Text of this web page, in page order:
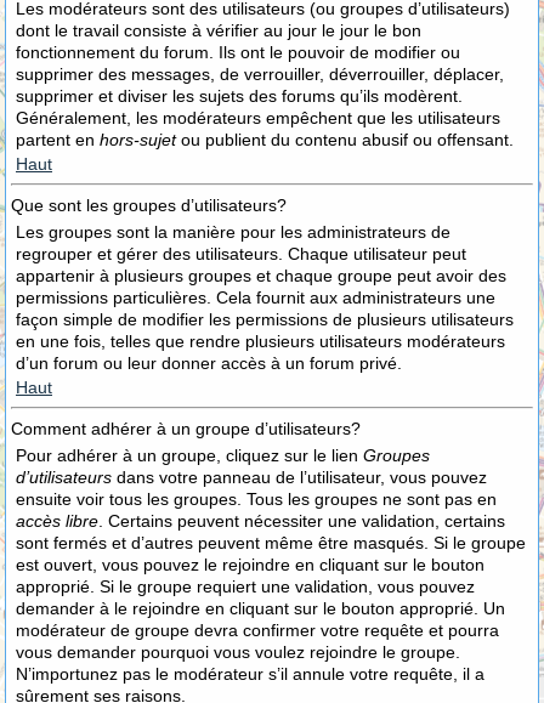
Les modérateurs sont des utilisateurs (ou groupes d’utilisateurs)
dont le travail consiste à vérifier au jour le jour le bon
fonctionnement du forum. Ils ont le pouvoir de modifier ou
supprimer des messages, de verrouiller, déverrouiller, déplacer,
supprimer et diviser les sujets des forums qu’ils modèrent.
Généralement, les modérateurs empêchent que les utilisateurs
partent en hors-sujetou publient du contenu abusif ou offensant.
Haut
Que sont les groupes d’utilisateurs?
Les groupes sont la manière pour les administrateurs de
regrouper et gérer des utilisateurs. Chaque utilisateur peut
appartenir à plusieurs groupes et chaque groupe peut avoir des
permissions particulières. Cela fournit aux administrateurs une
façon simple de modifier les permissions de plusieurs utilisateurs
en une fois, telles que rendre plusieurs utilisateurs modérateurs
d’un forum ou leur donner accès à un forum privé.
Haut
Comment adhérer à un groupe d’utilisateurs?
Pour adhérer à un groupe, cliquez sur le lien Groupes
d’utilisateurs dans votre panneau de l’utilisateur, vous pouvez
ensuite voir tous les groupes. Tous les groupes ne sont pas en
accès libre . Certains peuvent nécessiter une validation, certains
sont fermés et d’autres peuvent même être masqués. Si le groupe
est ouvert, vous pouvez le rejoindre en cliquant sur le bouton
approprié. Si le groupe requiert une validation, vous pouvez
demander à le rejoindre en cliquant sur le bouton approprié. Un
modérateur de groupe devra confirmer votre requête et pourra
vous demander pourquoi vous voulez rejoindre le groupe.
N’importunez pas le modérateur s’il annule votre requête, il a
sûrement ses raisons.